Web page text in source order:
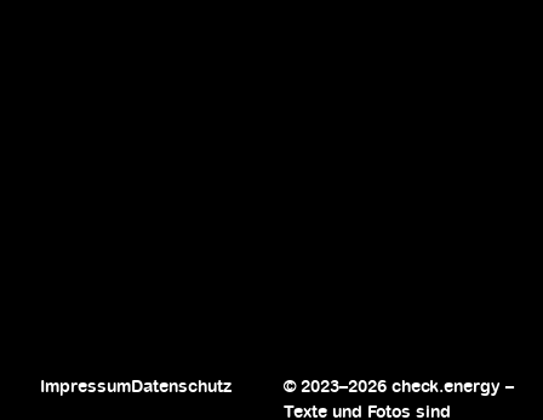
© 2023–2026 check.energy –
Texte und Fotos sind
ImpressumDatenschutz